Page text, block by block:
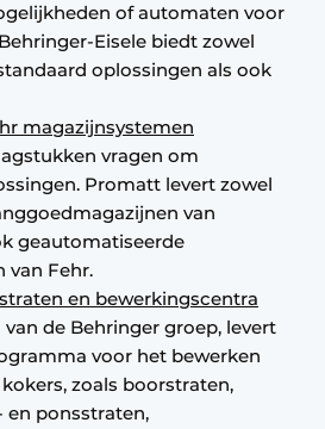
of automaten voor
Eisele biedt zowel
oplossingen als ook
magazijnsystemen
vragen om
Promatt levert zowel
van
geautomatiseerde
van Fehr.
en bewerkingscentra
de Behringer groep, levert
voor het bewerken
zoals boorstraten,
en ponsstraten,